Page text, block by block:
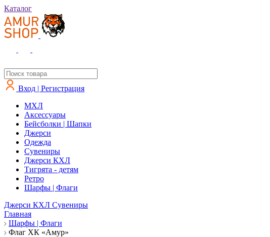
Каталог
Вход | Регистрация
MXЛ
Аксессуары
Бейсболки | Шапки
Джерси
Одежда
Сувениры
Джерси КХЛ
Тигрята - детям
Ретро
Шарфы | Флаги
Джерси КХЛ Сувениры
Главная
Шарфы | Флаги
Флаг ХК «Амур»